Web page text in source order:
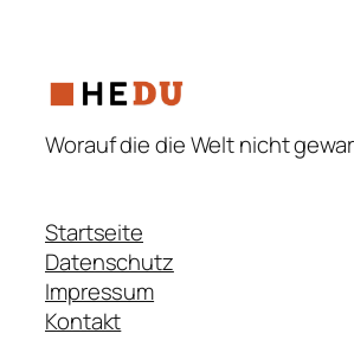
Worauf die die Welt nicht
Startseite
Datenschutz
Impressum
Kontakt